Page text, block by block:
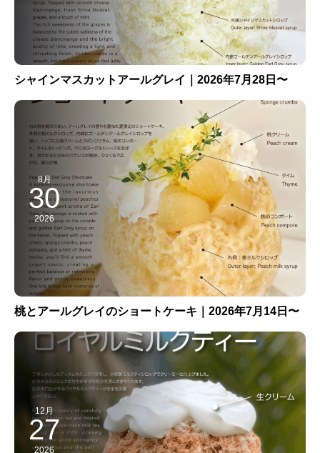
シャインマスカットアールグレイ｜2026年7月28日〜
8月
30
2026
桃とアールグレイのショートケーキ｜2026年7月14日〜
12月
27
2026